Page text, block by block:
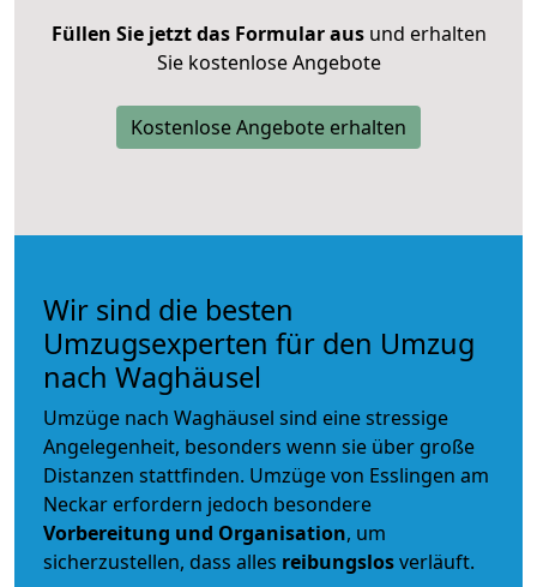
Füllen Sie jetzt das Formular ausund erhalten
Sie kostenlose Angebote
Kostenlose Angebote erhalten
Wir sind die besten
Umzugsexperten für den Umzug
nach Waghäusel
Umzüge nach Waghäusel sind eine stressige
Angelegenheit, besonders wenn sie über große
Distanzen stattfinden. Umzüge von Esslingen am
Neckar erfordern jedoch besondere
Vorbereitung und Organisation, um
sicherzustellen, dass alles reibungslosverläuft.